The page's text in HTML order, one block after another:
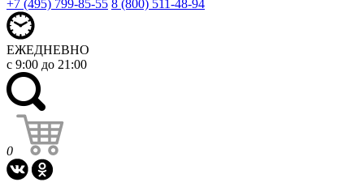
+7 (495) 799-85-55 8 (800) 511-48-94
ЕЖЕДНЕВНО
с 9:00 до 21:00
0